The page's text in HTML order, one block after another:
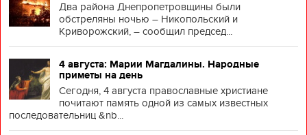
Два района Днепропетровщины были
обстреляны ночью – Никопольский и
Криворожский, – сообщил председ...
4 августа: Марии Магдалины. Народные
приметы на день
Сегодня, 4 августа православные христиане
почитают память одной из самых известных
последовательниц &nb...